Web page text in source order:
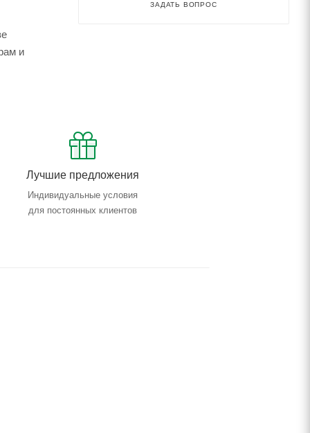
и
Лучшие предложения
Индивидуальные условия
для постоянных клиентов
ЗАДАТЬ ВОПРОС